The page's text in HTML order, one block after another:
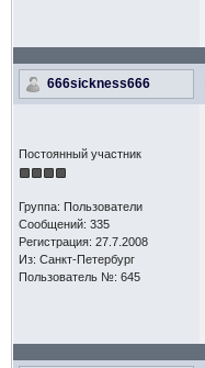
666sickness666
Постоянный участник
Группа: Пользователи
Сообщений: 335
Регистрация: 27.7.2008
Из: Санкт-Петербург
Пользователь №: 645